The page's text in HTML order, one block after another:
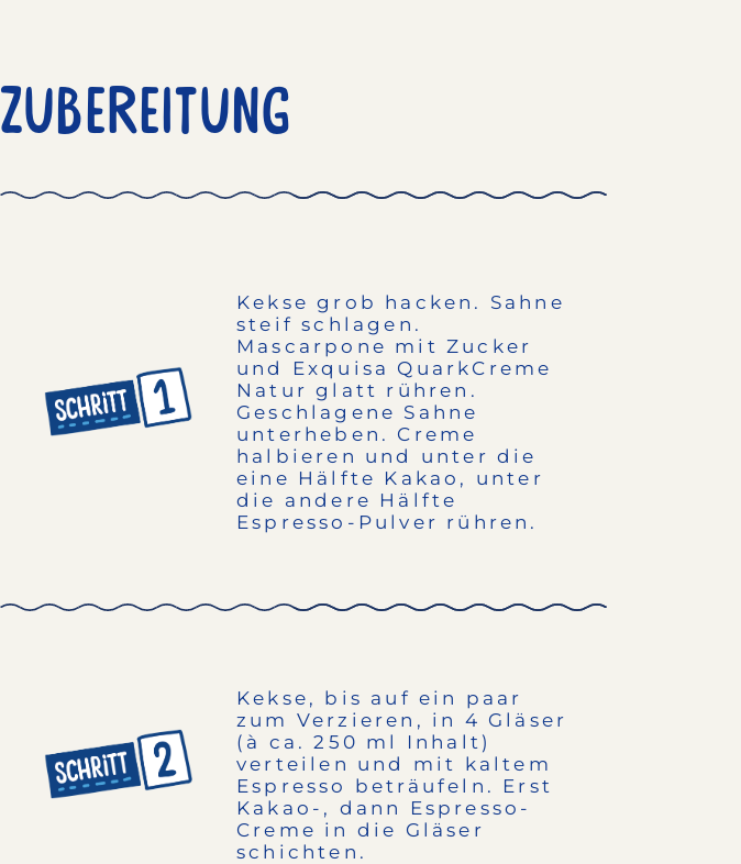
Zubereitung
Kekse grob hacken. Sahne
steif schlagen.
Mascarpone mit Zucker
und Exquisa QuarkCreme
Natur glatt rühren.
Geschlagene Sahne
unterheben. Creme
halbieren und unter die
eine Hälfte Kakao, unter
die andere Hälfte
Espresso-Pulver rühren.
Kekse, bis auf ein paar
zum Verzieren, in 4 Gläser
(à ca. 250 ml Inhalt)
verteilen und mit kaltem
Espresso beträufeln. Erst
Kakao-, dann Espresso-
Creme in die Gläser
schichten.